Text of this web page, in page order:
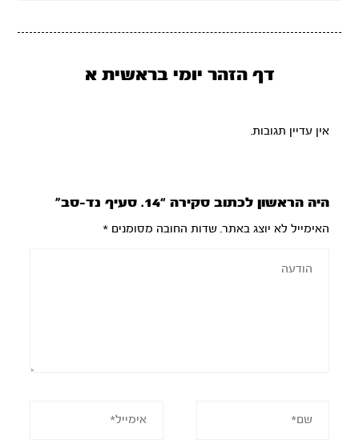
דף הזהר יומי בראשית א
אין עדיין תגובות.
היה הראשון לכתוב סקירה “14. סעיף נד-סב”
האימייל לא יוצג באתר. שדות החובה מסומנים*